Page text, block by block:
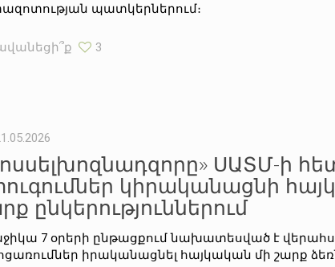
պատկերներում։
3
ՍԱՏՄ-ի
կիրականացնի
ընկերություններում
7 օրերի ընթացքում նախատեսված է
իրականացնել հայկական մի շարք